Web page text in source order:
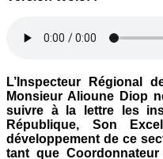
L’Inspecteur Régional
Monsieur Alioune Diop
suivre à la lettre les
République, Son
développement de ce
tant que